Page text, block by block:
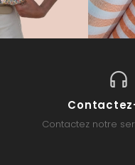
Contactez notre